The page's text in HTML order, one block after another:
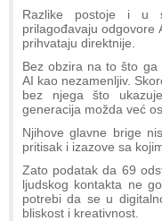
Razlike postoje i u
prilagođavaju odgovore
prihvataju direktnije.
Bez obzira na to što ga
AI kao nezamenljiv.
bez njega što
generacija možda već
Njihove glavne brige
pritisak i izazove sa
Zato podatak da 69
ljudskog kontakta ne
potrebi da se u
bliskost i kreativnost.